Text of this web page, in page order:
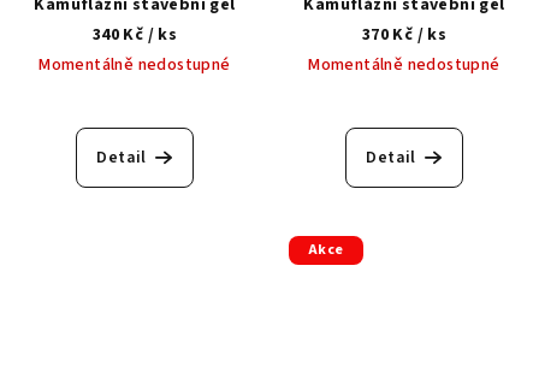
Kamuflážní stavební gel
340 Kč / ks
Momentálně nedostupné
Detail
Kamuflážní stavební gel
370 Kč / ks
Momentálně nedostupné
Detail
Akce